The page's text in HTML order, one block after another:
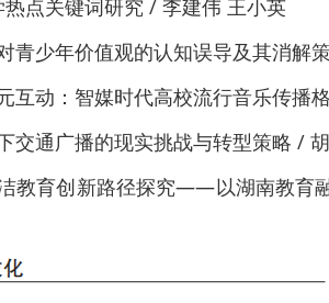
点关键词研究 / 李建伟 王小英
青少年价值观的认知误导及其消解
互动：智媒时代高校流行音乐传播
交通广播的现实挑战与转型策略 /
教育创新路径探究——以湖南教育